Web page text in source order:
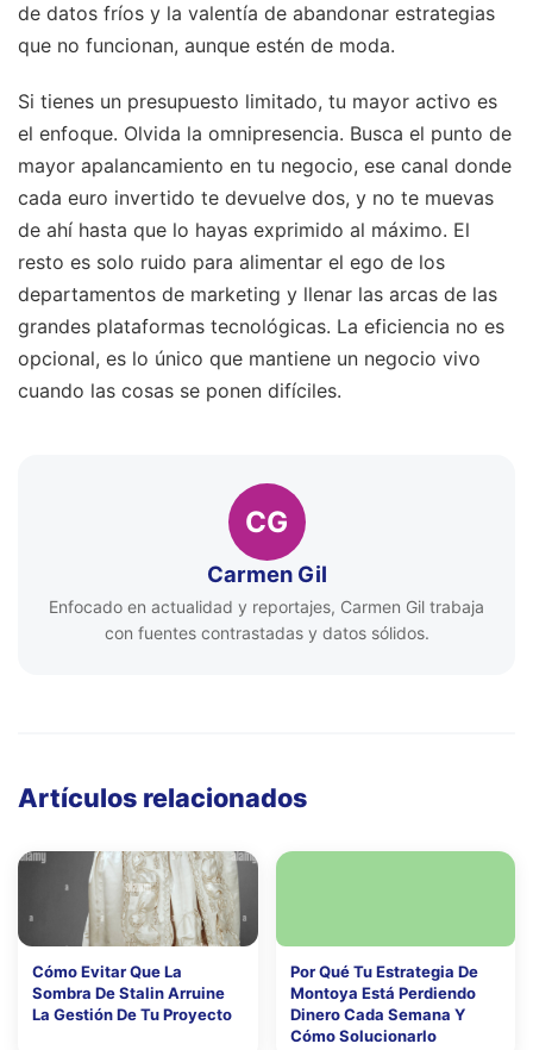
de datos fríos y la valentía de abandonar estrategias
que no funcionan, aunque estén de moda.
Si tienes un presupuesto limitado, tu mayor activo es
el enfoque. Olvida la omnipresencia. Busca el punto de
mayor apalancamiento en tu negocio, ese canal donde
cada euro invertido te devuelve dos, y no te muevas
de ahí hasta que lo hayas exprimido al máximo. El
resto es solo ruido para alimentar el ego de los
departamentos de marketing y llenar las arcas de las
grandes plataformas tecnológicas. La eficiencia no es
opcional, es lo único que mantiene un negocio vivo
cuando las cosas se ponen difíciles.
CG
Carmen Gil
Enfocado en actualidad y reportajes, Carmen Gil trabaja
con fuentes contrastadas y datos sólidos.
Artículos relacionados
Cómo Evitar Que La
Sombra De Stalin Arruine
La Gestión De Tu Proyecto
Por Qué Tu Estrategia De
Montoya Está Perdiendo
Dinero Cada Semana Y
Cómo Solucionarlo